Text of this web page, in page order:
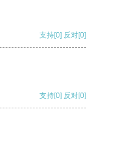
支持[0] 反对[0]
支持[0] 反对[0]